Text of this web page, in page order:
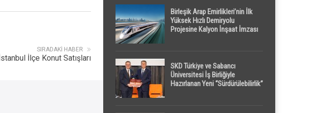
SIRADAKI HABER
İlçe Konut Satışları
Birleşik Arap Emirlikleri’nin İlk
Yüksek Hızlı Demiryolu
Projesine Kalyon İnşaat İmzası
SKD Türkiye ve Sabancı
Üniversitesi İş Birliğiyle
Hazırlanan Yeni “Sürdürülebilirlik”